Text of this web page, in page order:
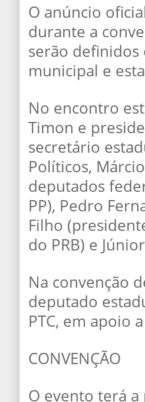
O anúncio
durante a
serão
municipal e
No encontro
Timon e
secretário
Políticos,
deputados
PP), Pedro
Filho
do PRB) e
Na convenção
deputado
PTC, em apoio
CONVENÇÃO
O evento terá